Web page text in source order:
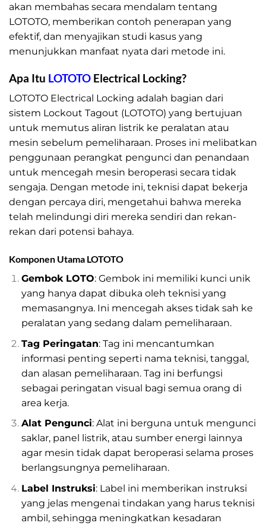
akan membahas secara mendalam tentang
LOTOTO, memberikan contoh penerapan yang
efektif, dan menyajikan studi kasus yang
menunjukkan manfaat nyata dari metode ini.
Apa Itu LOTOTO Electrical Locking?
LOTOTO Electrical Locking adalah bagian dari
sistem Lockout Tagout (LOTOTO) yang bertujuan
untuk memutus aliran listrik ke peralatan atau
mesin sebelum pemeliharaan. Proses ini melibatkan
penggunaan perangkat pengunci dan penandaan
untuk mencegah mesin beroperasi secara tidak
sengaja. Dengan metode ini, teknisi dapat bekerja
dengan percaya diri, mengetahui bahwa mereka
telah melindungi diri mereka sendiri dan rekan-
rekan dari potensi bahaya.
Komponen Utama LOTOTO
Gembok LOTO: Gembok ini memiliki kunci unik
yang hanya dapat dibuka oleh teknisi yang
memasangnya. Ini mencegah akses tidak sah ke
peralatan yang sedang dalam pemeliharaan.
Tag Peringatan: Tag ini mencantumkan
informasi penting seperti nama teknisi, tanggal,
dan alasan pemeliharaan. Tag ini berfungsi
sebagai peringatan visual bagi semua orang di
area kerja.
Alat Pengunci: Alat ini berguna untuk mengunci
saklar, panel listrik, atau sumber energi lainnya
agar mesin tidak dapat beroperasi selama proses
berlangsungnya pemeliharaan.
Label Instruksi: Label ini memberikan instruksi
yang jelas mengenai tindakan yang harus teknisi
ambil, sehingga meningkatkan kesadaran